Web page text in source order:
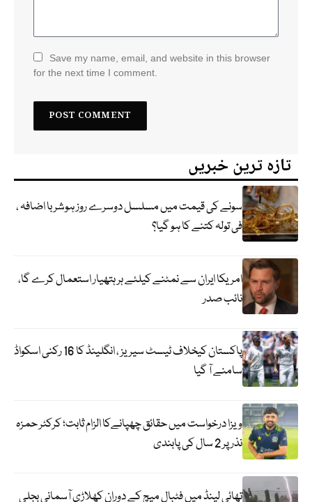
Save my name, email, and website in this browser
for the next time I comment.
تازہ ترین خبریں
سونے کی قیمت میں مسلسل دوسرے روز ہوشربا اضافہ ،
فی تولہ کتنے کا ہو گیا؟
امریکا ایران سے نمٹنے کیلئے ہر ہتھیار استعمال کرے گا،
نائب صدر
پاکستان کیخلاف ٹیسٹ سیریز ، انگلینڈ کا 16 رکنی اسکواڈ
سامنے آ گیا
ویزا درخواست میں حقائق چھپانےکا الزام ثابت؛ کرکٹر حمزہ
نذر پر 2 سال کی پابندی
تھائی لینڈ میں فٹبال میچ کے دوران کھلاڑی آسمانی بجلی